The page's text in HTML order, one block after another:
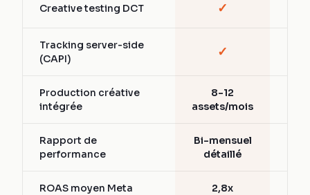
Creative testing DCT ✓
Tracking server-side
(CAPI)
✓
Production créative
intégrée
8-12
assets/mois
Rapport de
performance
Bi-mensuel
détaillé
ROAS moyen Meta 2,8x